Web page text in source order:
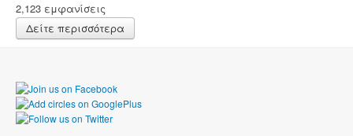
2,123 εμφανίσεις
Δείτε περισσότερα